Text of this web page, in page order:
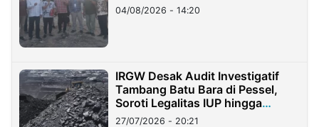
04/08/2026 - 14:20
IRGW Desak Audit Investigatif
Tambang Batu Bara di Pessel,
Soroti Legalitas IUP hingga
Stockpile
27/07/2026 - 20:21